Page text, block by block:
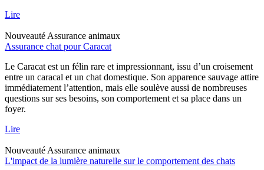
Lire
Nouveauté Assurance animaux
Assurance chat pour Caracat
Le Caracat est un félin rare et impressionnant, issu d’un croisement
entre un caracal et un chat domestique. Son apparence sauvage attire
immédiatement l’attention, mais elle soulève aussi de nombreuses
questions sur ses besoins, son comportement et sa place dans un
foyer.
Lire
Nouveauté Assurance animaux
L'impact de la lumière naturelle sur le comportement des chats